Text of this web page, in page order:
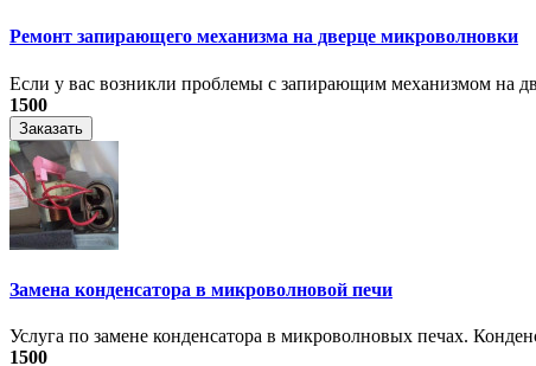
Ремонт запирающего механизма на дверце микроволновки
Если у вас возникли проблемы с запирающим механизмом на
1500
Заказать
Замена конденсатора в микроволновой печи
Услуга по замене конденсатора в микроволновых печах.
1500